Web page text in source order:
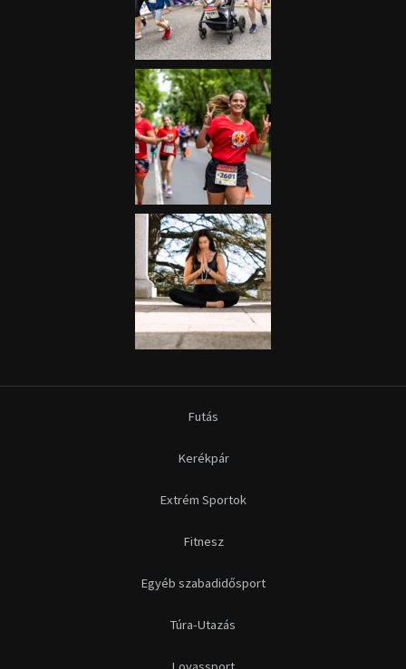
Futás
Kerékpár
Extrém Sportok
Fitnesz
Egyéb szabadidősport
Túra-Utazás